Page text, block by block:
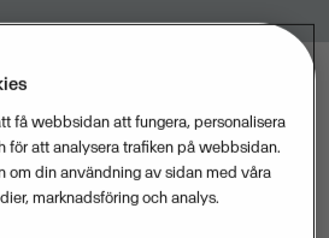
installerade versionen av Visma
ett otroligt omtyckt och känt
av dem som har specifika
få webbsidan att fungera, personalisera
för att analysera trafiken på webbsidan.
om din användning av sidan med våra
marknadsföring och analys.